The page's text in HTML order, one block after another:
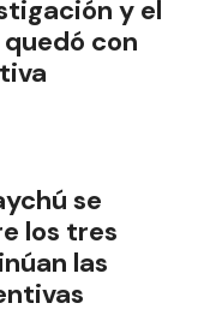
y el
con
se
los tres
las